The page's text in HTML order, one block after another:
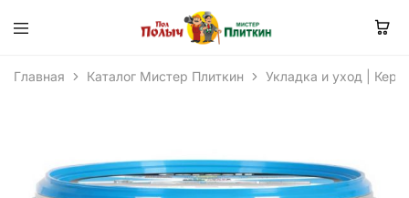
Главная Каталог Мистер Плиткин Укладка и уход |